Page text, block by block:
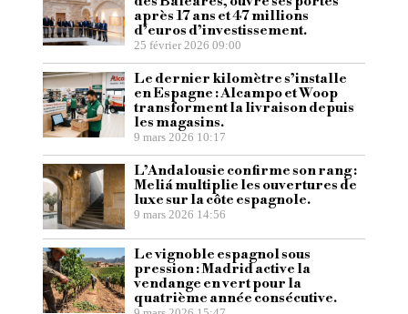
après 17 ans et 47 millions
d’euros d’investissement.
25 février 2026 09:00
Le dernier kilomètre s’installe
en Espagne : Alcampo et Woop
transforment la livraison depuis
les magasins.
9 mars 2026 10:17
L’Andalousie confirme son rang :
Meliá multiplie les ouvertures de
luxe sur la côte espagnole.
9 mars 2026 14:56
Le vignoble espagnol sous
pression : Madrid active la
vendange en vert pour la
quatrième année consécutive.